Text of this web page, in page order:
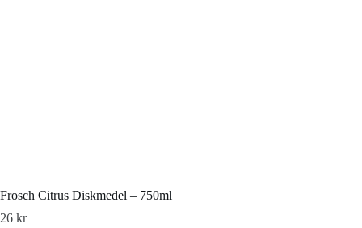
Frosch Citrus Diskmedel – 750ml
26 kr